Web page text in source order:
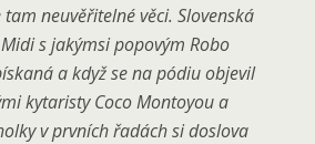
neuvěřitelné věci. Slovenská
s jakýmsi popovým Robo
a když se na pódiu objevil
kytaristy Coco Montoyou a
v prvních řadách si doslova